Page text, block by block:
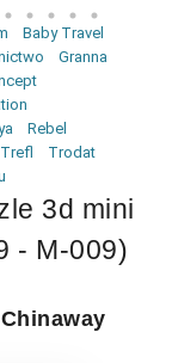
Baby Travel
Granna
Rebel
Trefl
Trodat
3d mini
- M-009)